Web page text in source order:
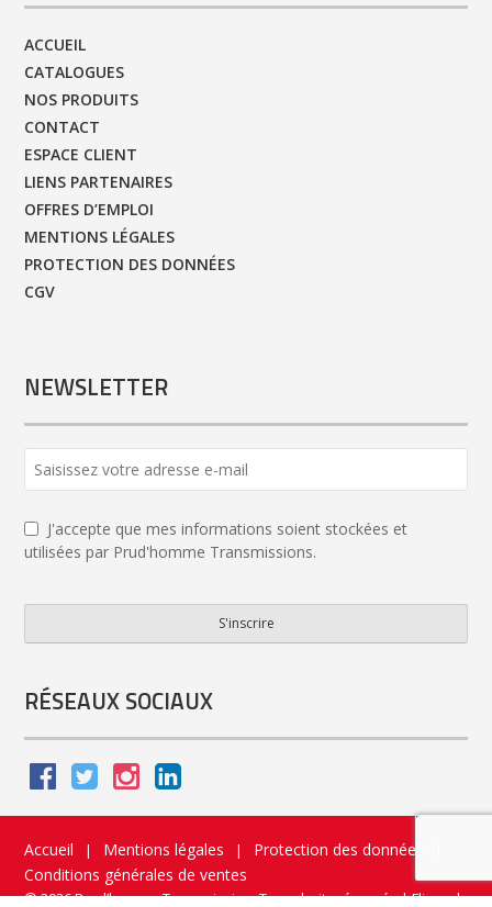
ACCUEIL
CATALOGUES
NOS PRODUITS
CONTACT
ESPACE CLIENT
LIENS PARTENAIRES
OFFRES D’EMPLOI
MENTIONS LÉGALES
PROTECTION DES DONNÉES
CGV
NEWSLETTER
URL *
J'accepte que mes informations soient stockées et
utilisées par Prud'homme Transmissions.
S'inscrire
RÉSEAUX SOCIAUX
Accueil | Mentions légales | Protection des données
Conditions générales de ventes
© 2026 Prud’homme Transmission. Tous droits réservés|Flippad